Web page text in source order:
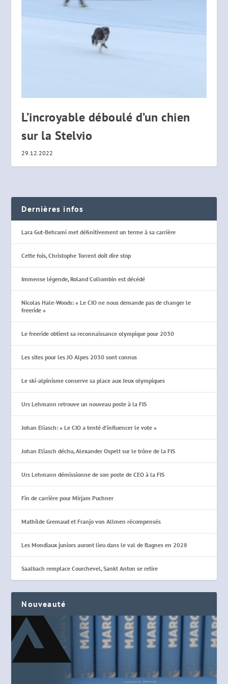
L’incroyable déboulé d’un chien
sur la Stelvio
29.12.2022
Dernières infos
Lara Gut-Behrami met définitivement un terme à sa carrière
Cette fois, Christophe Torrent doit dire stop
Immense légende, Roland Collombin est décédé
Nicolas Hale-Woods: « Le CIO ne nous demande pas de changer le
freeride »
Le freeride obtient sa reconnaissance olympique pour 2030
Les sites pour les JO Alpes 2030 sont connus
Le ski-alpinisme conserve sa place aux Jeux olympiques
Urs Lehmann retrouve un nouveau poste à la FIS
Johan Eliasch: « Le CIO a tenté d’influencer le vote »
Johan Eliasch déchu, Alexander Ospelt sur le trône de la FIS
Urs Lehmann démissionne de son poste de CEO à la FIS
Fin de carrière pour Mirjam Puchner
Mathilde Gremaud et Franjo von Allmen récompensés
Les Mondiaux juniors auront lieu dans le val de Bagnes en 2028
Saalbach remplace Courchevel, Sankt Anton se retire
Nouveauté